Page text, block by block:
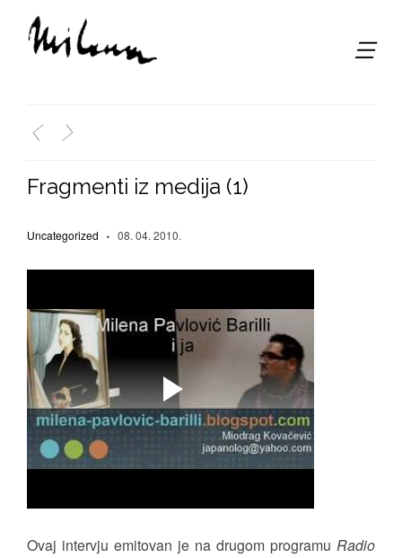
,
< >
Fragmenti iz medija (1)
Uncategorized 08. 04. 2010.
Ovaj intervju emitovan je na drugom programu Radio